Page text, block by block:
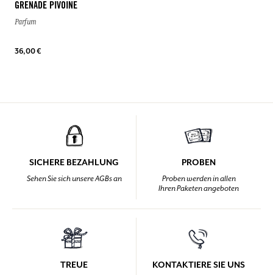
GRENADE PIVOINE
Parfum
36,00 €
SICHERE BEZAHLUNG
Sehen Sie sich unsere AGBs an
PROBEN
Proben werden in allen
Ihren Paketen angeboten
TREUE KONTAKTIERE SIE UNS